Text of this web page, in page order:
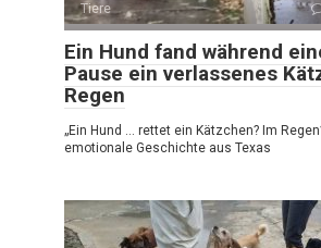
Tiere
Ein Hund fand während
Pause ein verlassenes
Regen
„Ein Hund … rettet ein Kätzchen? Im
emotionale Geschichte aus Texas